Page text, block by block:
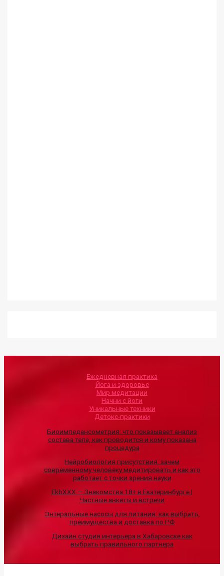
Ежедневная практика
Йога и здоровье
Мир медитации
Начни с йоги
Уникальные техники
Детокс-практики
Биоимпедансометрия: что показывает анализ
состава тела, как проводится и кому показана
процедура
Нейробиология присутствия: зачем
современному человеку медитировать и как это
работает с точки зрения науки
EkbXXX — Знакомства 18+ в Екатеринбурге |
Частные анкеты и встречи
Энтеральные насосы для питания: как выбрать,
преимущества и доставка по РФ
Дизайн студия интерьера в Хабаровске как
выбрать правильного партнера